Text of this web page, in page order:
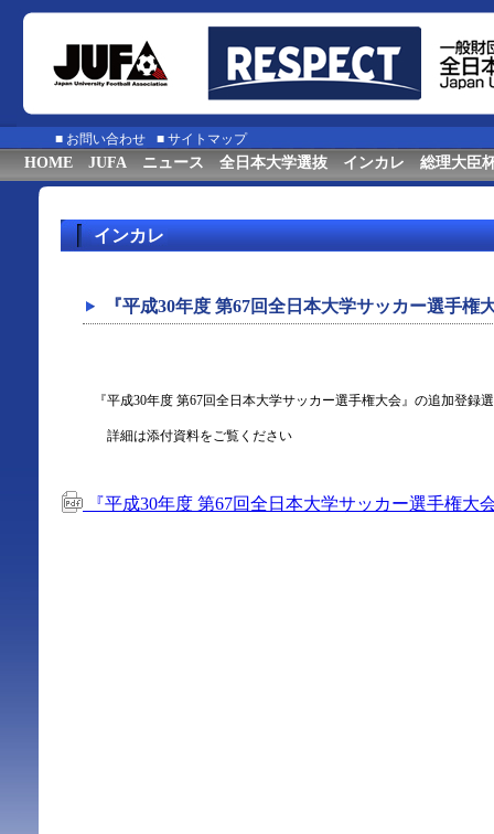
■ お問い合わせ ■ サイトマップ
HOME JUFA ニュース 全日本大学選抜 インカレ 総理大臣
インカレ
『平成30年度 第67回全日本大学サッカー選手権
『平成30年度 第67回全日本大学サッカー選手権大会』の追加登録
詳細は添付資料をご覧ください
『平成30年度 第67回全日本大学サッカー選手権大